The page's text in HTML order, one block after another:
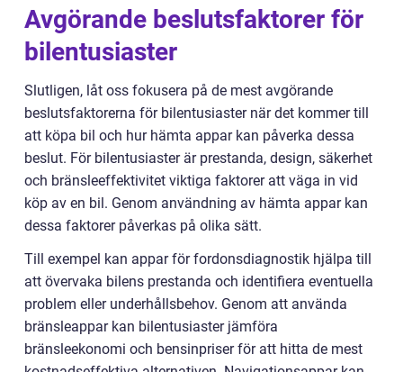
Avgörande beslutsfaktorer för
bilentusiaster
Slutligen, låt oss fokusera på de mest avgörande
beslutsfaktorerna för bilentusiaster när det kommer till
att köpa bil och hur hämta appar kan påverka dessa
beslut. För bilentusiaster är prestanda, design, säkerhet
och bränsleeffektivitet viktiga faktorer att väga in vid
köp av en bil. Genom användning av hämta appar kan
dessa faktorer påverkas på olika sätt.
Till exempel kan appar för fordonsdiagnostik hjälpa till
att övervaka bilens prestanda och identifiera eventuella
problem eller underhållsbehov. Genom att använda
bränsleappar kan bilentusiaster jämföra
bränsleekonomi och bensinpriser för att hitta de mest